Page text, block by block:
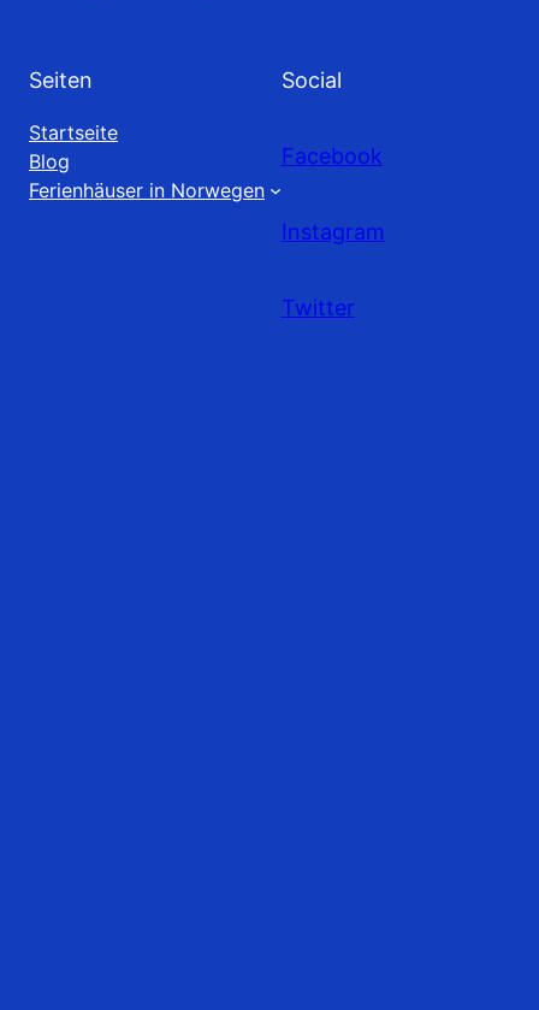
Seiten
Startseite
Blog
Ferienhäuser in Norwegen
Social
Facebook
Instagram
Twitter